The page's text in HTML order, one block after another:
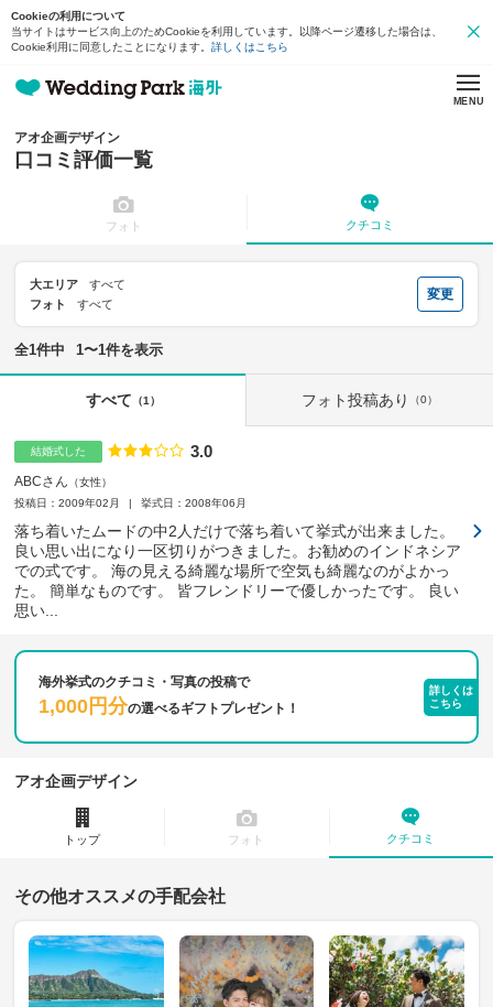
Cookieの利用について
当サイトはサービス向上のためCookieを利用しています。以降ページ遷移した場合は、
Cookie利用に同意したことになります。 詳しくはこちら
MENU
アオ企画デザイン
口コミ評価一覧
フォト クチコミ
大エリア
すべて
フォト
すべて
変更
全1件中 1〜1件を表示
すべて （1） フォト投稿あり （0）
結婚式した 点数
3.0
ABCさん
女性
投稿日：2009年02月
挙式日：2008年06月
落ち着いたムードの中2人だけで落ち着いて挙式が出来ました。
良い思い出になり一区切りがつきました。お勧めのインドネシア
での式です。 海の見える綺麗な場所で空気も綺麗なのがよかっ
た。 簡単なものです。 皆フレンドリーで優しかったです。 良い
思い...
海外挙式のクチコミ・写真の投稿で
1,000円分の選べるギフトプレゼント！
詳しくは
こちら
アオ企画デザイン
トップ フォト クチコミ
その他オススメの手配会社